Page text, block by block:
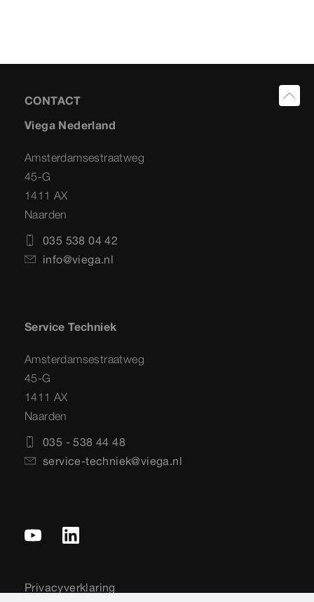
CONTACT
Viega Nederland
Amsterdamsestraatweg
45-G
1411 AX
Naarden
035 538 04 42
info@viega.nl
Service Techniek
Amsterdamsestraatweg
45-G
1411 AX
Naarden
035 - 538 44 48
service-techniek@viega.nl
Privacyverklaring